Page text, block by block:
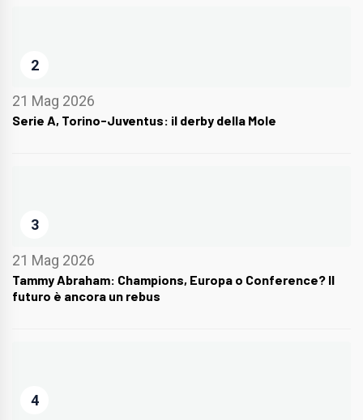
2
21 Mag 2026
Serie A, Torino-Juventus: il derby della Mole
3
21 Mag 2026
Tammy Abraham: Champions, Europa o Conference? Il
futuro è ancora un rebus
4